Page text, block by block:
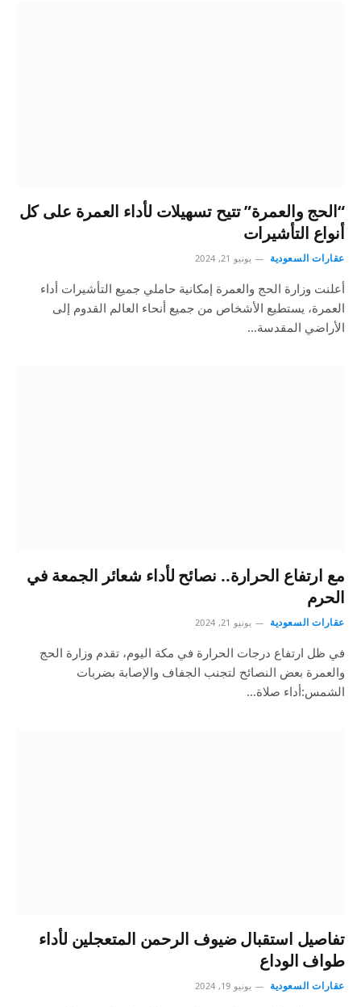
“الحج والعمرة” تتيح تسهيلات لأداء العمرة على كل
أنواع التأشيرات
عقارات السعودية يونيو 21, 2024
أعلنت وزارة الحج والعمرة إمكانية حاملي جميع التأشيرات أداء
العمرة، يستطيع الأشخاص من جميع أنحاء العالم القدوم إلى
الأراضي المقدسة…
مع ارتفاع الحرارة.. نصائح لأداء شعائر الجمعة في
الحرم
عقارات السعودية يونيو 21, 2024
في ظل ارتفاع درجات الحرارة في مكة اليوم، تقدم وزارة الحج
والعمرة بعض النصائح لتجنب الجفاف والإصابة بضربات
الشمس:أداء صلاة…
تفاصيل استقبال ضيوف الرحمن المتعجلين لأداء
طواف الوداع
عقارات السعودية يونيو 19, 2024